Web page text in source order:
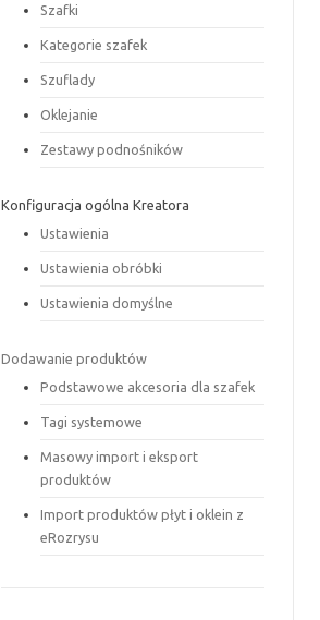
Szafki
Kategorie szafek
Szuflady
Oklejanie
Zestawy podnośników
Konfiguracja ogólna Kreatora
Ustawienia
Ustawienia obróbki
Ustawienia domyślne
Dodawanie produktów
Podstawowe akcesoria dla szafek
Tagi systemowe
Masowy import i eksport
produktów
Import produktów płyt i oklein z
eRozrysu